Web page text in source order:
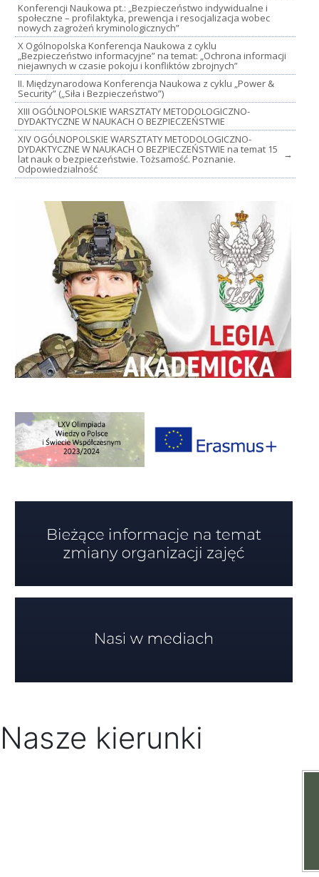
Konferencji Naukowa pt.: „Bezpieczeństwo indywidualne i
społeczne – profilaktyka, prewencja i resocjalizacja wobec
nowych zagrożeń kryminologicznych”
X Ogólnopolska Konferencja Naukowa z cyklu
„Bezpieczeństwo informacyjne” na temat: „Ochrona informacji
niejawnych w czasie pokoju i konfliktów zbrojnych”
II. Międzynarodowa Konferencja Naukowa z cyklu „Power &
Security” („Siła i Bezpieczeństwo”)
XIII OGÓLNOPOLSKIE WARSZTATY METODOLOGICZNO-
DYDAKTYCZNE W NAUKACH O BEZPIECZEŃSTWIE
XIV OGÓLNOPOLSKIE WARSZTATY METODOLOGICZNO-
DYDAKTYCZNE W NAUKACH O BEZPIECZEŃSTWIE na temat 15
lat nauk o bezpieczeństwie. Tożsamość. Poznanie.
Odpowiedzialność
→
Nasze kierunki